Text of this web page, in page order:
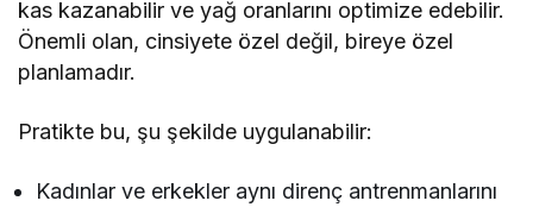
kas kazanabilir ve yağ oranlarını optimize edebilir.
Önemli olan, cinsiyete özel değil, bireye özel
planlamadır.
Pratikte bu, şu şekilde uygulanabilir:
Kadınlar ve erkekler aynı direnç antrenmanlarını